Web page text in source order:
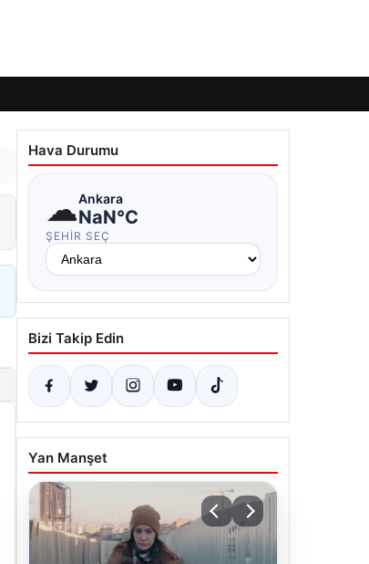
Hava Durumu
☁Ankara
NaN°C
ŞEHIR SEÇ
Bizi Takip Edin
Yan Manşet